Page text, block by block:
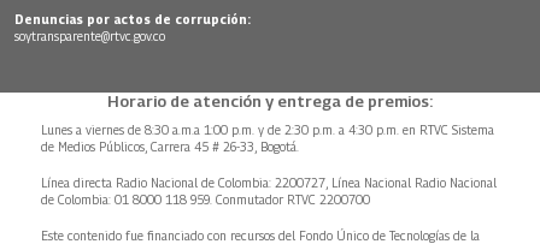
Denuncias por actos de corrupción:
soytransparente@rtvc.gov.co
Horario de atención y entrega de premios:
Lunes a viernes de 8:30 a.m.a 1:00 p.m. y de 2:30 p.m. a 4:30 p.m. en RTVC Sistema
de Medios Públicos, Carrera 45 # 26-33, Bogotá.
Línea directa Radio Nacional de Colombia: 2200727, Línea Nacional Radio Nacional
de Colombia: 01 8000 118 959. Conmutador RTVC 2200700
Este contenido fue financiado con recursos del Fondo Único de Tecnologías de la